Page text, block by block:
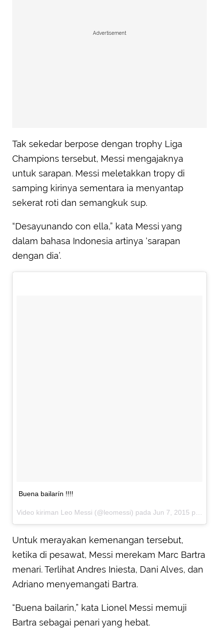
Advertisement
Tak sekedar berpose dengan trophy Liga
Champions tersebut, Messi mengajaknya
untuk sarapan. Messi meletakkan tropy di
samping kirinya sementara ia menyantap
sekerat roti dan semangkuk sup.
“Desayunando con ella,” kata Messi yang
dalam bahasa Indonesia artinya ‘sarapan
dengan dia’.
Buena bailarín !!!!
Video kiriman Leo Messi (@leomessi) pada Jun 7, 2015 pada 8:29 PDT
Untuk merayakan kemenangan tersebut,
ketika di pesawat, Messi merekam Marc Bartra
menari. Terlihat Andres Iniesta, Dani Alves, dan
Adriano menyemangati Bartra.
“Buena bailarin,” kata Lionel Messi memuji
Bartra sebagai penari yang hebat.